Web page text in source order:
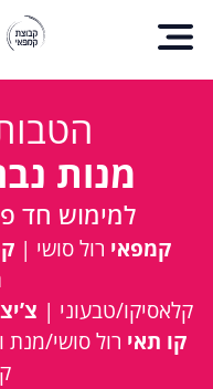
מנות
למימוש חד
קמפאי רול סושי |
קלאסיקו/טבעוני |
קו תאי רול סושי/מנת